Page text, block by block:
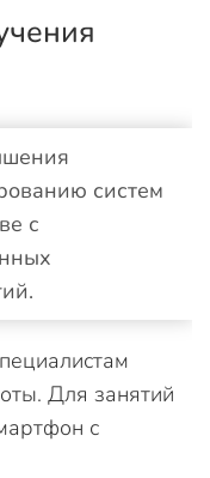
систем
с
Для занятий
с